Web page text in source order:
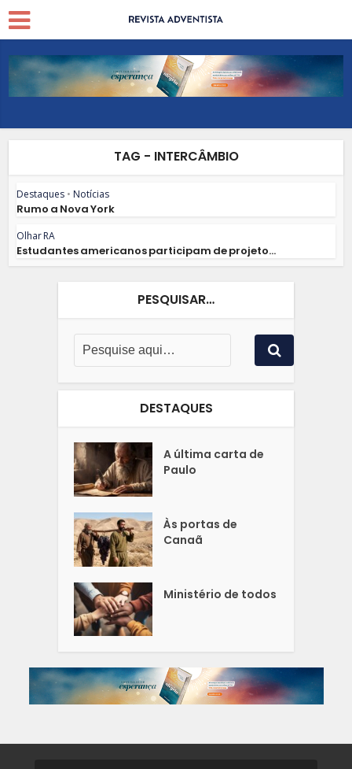
TAG - INTERCÂMBIO
Destaques • Notícias
Rumo a Nova York
Olhar RA
Estudantes americanos participam de projeto...
PESQUISAR…
DESTAQUES
A última carta de
Paulo
Às portas de
Canaã
Ministério de todos